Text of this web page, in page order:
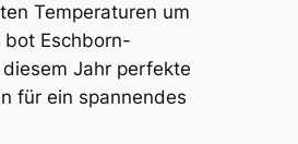
Temperaturen um
Eschborn-
Jahr perfekte
für ein spannendes